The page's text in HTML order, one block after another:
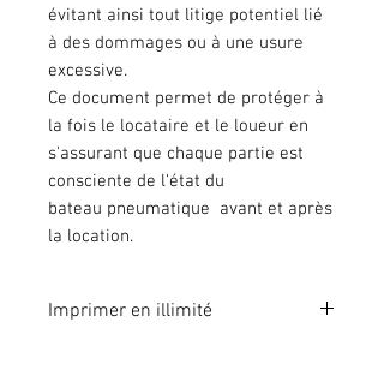
évitant ainsi tout litige potentiel lié
à des dommages ou à une usure
excessive.
Ce document permet de protéger à
la fois le locataire et le loueur en
s'assurant que chaque partie est
consciente de l'état du
bateau pneumatique avant et après
la location.
Imprimer en illimité